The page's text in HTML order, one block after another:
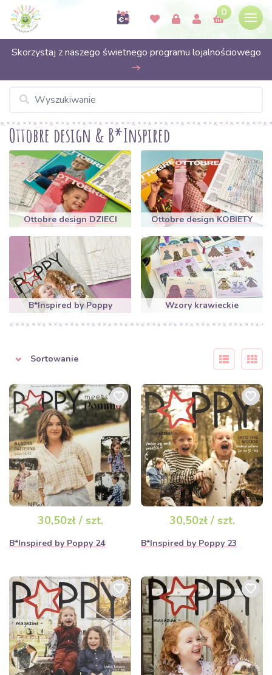
0
Skorzystaj z naszego świetnego programu lojalnościowego
Ottobre design & B*Inspired
Ottobre design DZIECI Ottobre design KOBIETY
B*Inspired by Poppy Wzory krawieckie
Sortowanie
30,50zł / szt.
B*Inspired by Poppy 24
30,50zł / szt.
B*Inspired by Poppy 23